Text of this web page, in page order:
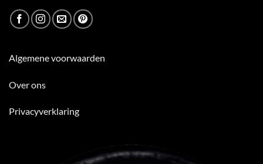
Algemene voorwaarden
Over ons
Privacyverklaring